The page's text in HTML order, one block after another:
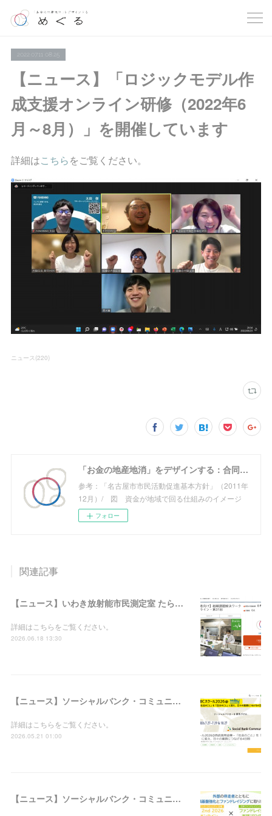
2022.07.11 08:25
【ニュース】「ロジックモデル作
成支援オンライン研修（2022年6
月～8月）」を開催しています
詳細はこちらをご覧ください。
ニュース(220)
「お金の地産地消」をデザインする：合同会社めぐる
参考：「名古屋市市民活動促進基本方針」（2011年
12月）/ 図 資金が地域で回る仕組みのイメージ
フォロー
関連記事
【ニュース】いわき放射能市民測定室 たらちね：「組織課題解決ワークショップ＠オンライン・第31回」の支援者募集を開始しました
詳細はこちらをご覧ください。
2026.06.18 13:30
【ニュース】ソーシャルバンク・コミュニティ：「SBCスクール2026＠西武信用金庫－『社会のこと』を『自分のこと』に変え、日々の業務につなげる4日間」の参加者募集を開始しました
詳細はこちらをご覧ください。
2026.05.21 01:00
【ニュース】ソーシャルバンク・コミュニティ：「WILL 2nd 2026＠オンライン × ファンドレイジング実践プログラム合同説明会」の参加者募集を開始しました